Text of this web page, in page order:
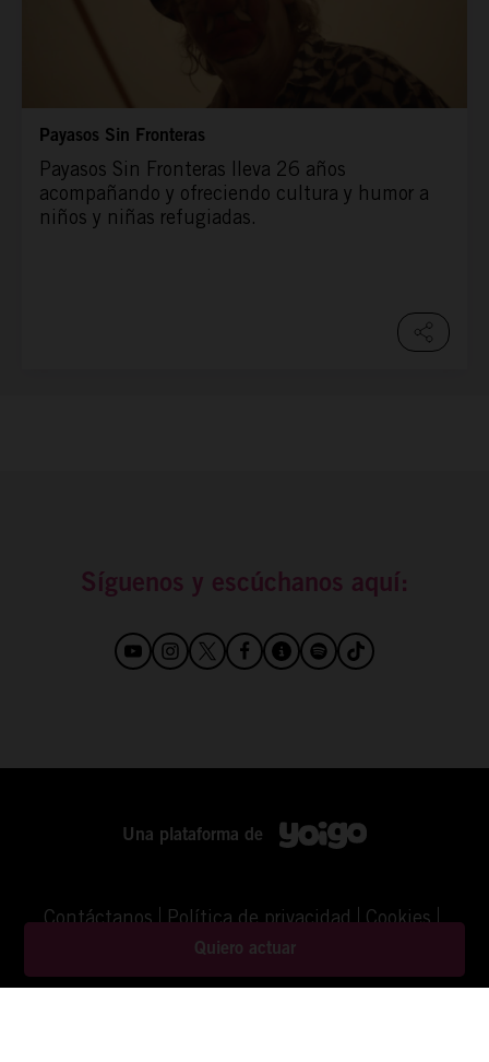
Quiero actuar
Payasos Sin Fronteras
Payasos Sin Fronteras lleva 26 años
acompañando y ofreciendo cultura y humor a
niños y niñas refugiadas.
Síguenos y escúchanos aquí:
Una plataforma de
Contáctanos Política de privacidad
Cookies
Aviso Legal
©YOIGO